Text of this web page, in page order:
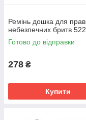
Інструмент
шкіра, дерево,
Ремінь дошка для
небезпечних бритв
Готово до відправки
278 ₴
Купити